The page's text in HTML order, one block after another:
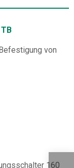
von
160